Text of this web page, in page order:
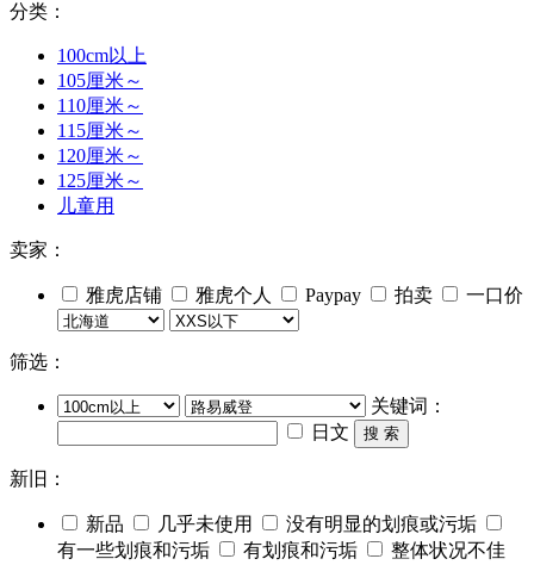
分类：
100cm以上
105厘米～
110厘米～
115厘米～
120厘米～
125厘米～
儿童用
卖家：
雅虎店铺 雅虎个人 Paypay 拍卖 一口价
筛选：
关键词：
日文
搜 索
新旧：
新品 几乎未使用
没有明显的划痕或污垢
有一些划痕和污垢
有划痕和污垢 整体状况不佳